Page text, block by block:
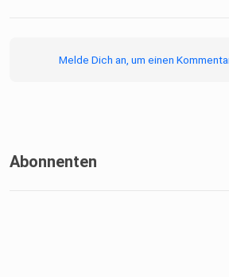
Melde Dich an, um einen
Abonnenten